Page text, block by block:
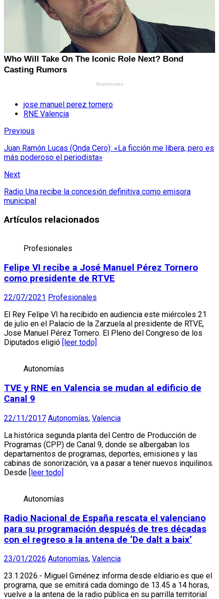
jose manuel perez tornero
RNE Valencia
Previous
Juan Ramón Lucas (Onda Cero): «La ficción me libera, pero es
más poderoso el periodista»
Next
Radio Una recibe la concesión definitiva como emisora
municipal
Artículos relacionados
Profesionales
Felipe VI recibe a José Manuel Pérez Tornero
como presidente de RTVE
22/07/2021 Profesionales
El Rey Felipe VI ha recibido en audiencia este miércoles 21
de julio en el Palacio de la Zarzuela al presidente de RTVE,
Jose Manuel Pérez Tornero. El Pleno del Congreso de los
Diputados eligió
[leer todo]
Autonomías
TVE y RNE en Valencia se mudan al edificio de
Canal 9
22/11/2017 Autonomías, Valencia
La histórica segunda planta del Centro de Producción de
Programas (CPP) de Canal 9, donde se albergaban los
departamentos de programas, deportes, emisiones y las
cabinas de sonorización, va a pasar a tener nuevos inquilinos.
Desde [leer todo]
Autonomías
Radio Nacional de España rescata el valenciano
para su programación después de tres décadas
con el regreso a la antena de ‘De dalt a baix’
23/01/2026 Autonomías, Valencia
23.1.2026.- Miguel Giménez informa desde eldiario.es que el
programa, que se emitirá cada domingo de 13.45 a 14 horas,
vuelve a la antena de la radio pública en su parrilla territorial